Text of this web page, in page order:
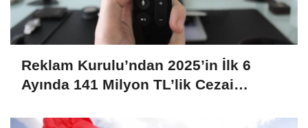
Reklam Kurulu’ndan 2025’in İlk 6
Ayında 141 Milyon TL’lik Cezai